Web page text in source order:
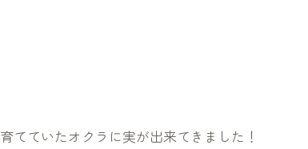
育てていたオクラに実が出来てきました！